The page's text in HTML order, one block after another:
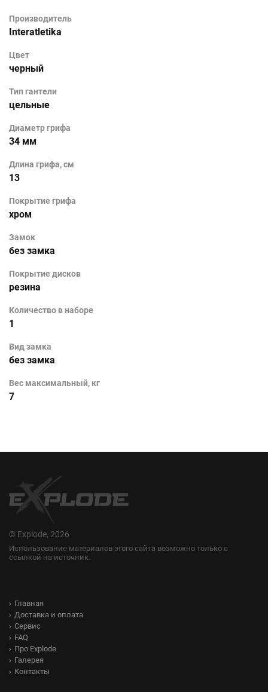
Производитель
Interatletika
Цвет
черный
Тип гантели
цельные
Диаметр грифа
34 мм
Длина грифа, см
13
Покрытие грифа
хром
Замок
без замка
Покрытие дисков
резина
Количество в наборе
1
Вид замка
без замка
Вес максимальный, кг
7
© Explode, 2026
Использование материалов этого сайта возможно только с
ссылкой на источник.
Главная
Доставка и оплата
Сервис
FAQ
Про Explode
Галерея
Контакты